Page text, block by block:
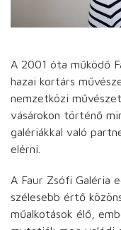
A 2001 óta működő
hazai kortárs
nemzetközi
vásárokon történő
galériákkal való
elérni.
A Faur Zsófi Galéria
szélesebb értő
műalkotások élő,